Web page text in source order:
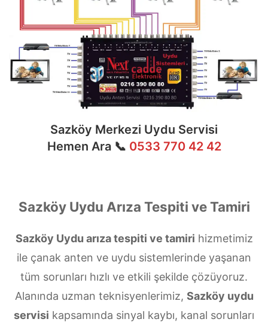
Sazköy Merkezi Uydu Servisi
Hemen Ara 📞 0533 770 42 42
Sazköy Uydu Arıza Tespiti ve Tamiri
Sazköy Uydu arıza tespiti ve tamiri hizmetimiz
ile çanak anten ve uydu sistemlerinde yaşanan
tüm sorunları hızlı ve etkili şekilde çözüyoruz.
Alanında uzman teknisyenlerimiz, Sazköy uydu
servisi kapsamında sinyal kaybı, kanal sorunları